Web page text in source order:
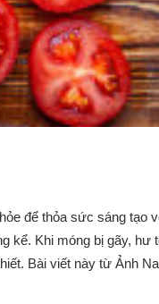
để thỏa sức sáng tạo
kể. Khi móng bị gãy, hư
Bài viết này từ Ảnh